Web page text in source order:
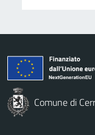
Comune di